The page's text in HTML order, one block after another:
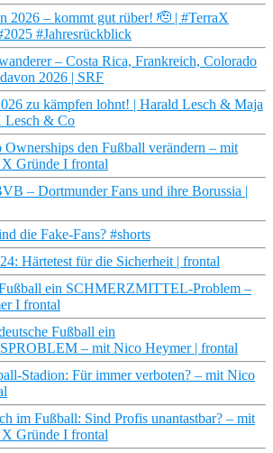
2026 – kommt gut rüber! 🫡 | #TerraX
#Jahresrückblick
– Costa Rica, Frankreich, Colorado
2026 | SRF
zu kämpfen lohnt! | Harald Lesch & Maja
Lesch & Co
den Fußball verändern – mit
Gründe I frontal
– Dortmunder Fans und ihre Borussia |
die Fake-Fans? #shorts
Härtetest für die Sicherheit | frontal
ein SCHMERZMITTEL-Problem –
I frontal
Fußball ein
– mit Nico Heymer | frontal
Stadion: Für immer verboten? – mit Nico
im Fußball: Sind Profis unantastbar? – mit
Gründe I frontal